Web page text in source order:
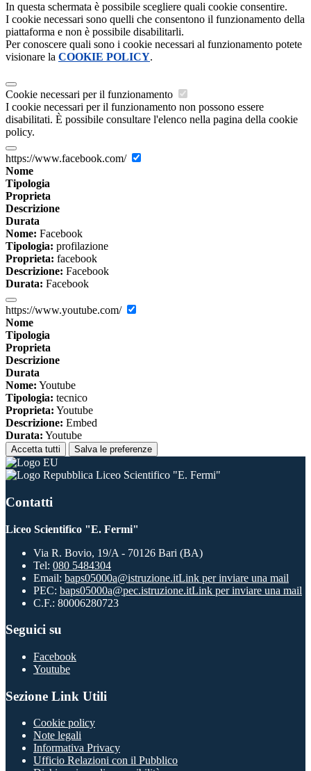
In questa schermata è possibile scegliere quali cookie consentire.
I cookie necessari sono quelli che consentono il funzionamento della
piattaforma e non è possibile disabilitarli.
Per conoscere quali sono i cookie necessari al funzionamento potete
visionare la COOKIE POLICY.
Cookie necessari per il funzionamento
I cookie necessari per il funzionamento non possono essere
disabilitati. È possibile consultare l'elenco nella pagina della cookie
policy.
https://www.facebook.com/
Nome
Tipologia
Proprieta
Descrizione
Durata
Nome: Facebook
Tipologia: profilazione
Proprieta: facebook
Descrizione: Facebook
Durata: Facebook
https://www.youtube.com/
Nome
Tipologia
Proprieta
Descrizione
Durata
Nome: Youtube
Tipologia: tecnico
Proprieta: Youtube
Descrizione: Embed
Durata: Youtube
Accetta tutti Salva le preferenze
Liceo Scientifico "E. Fermi"
Contatti
Liceo Scientifico "E. Fermi"
Via R. Bovio, 19/A - 70126 Bari (BA)
Tel: 080 5484304
Email: baps05000a@istruzione.itLink per inviare una mail
PEC: baps05000a@pec.istruzione.itLink per inviare una mail
C.F.: 80006280723
Seguici su
Facebook
Youtube
Sezione Link Utili
Cookie policy
Note legali
Informativa Privacy
Ufficio Relazioni con il Pubblico